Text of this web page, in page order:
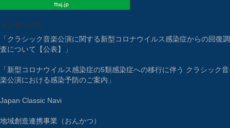
インデックス
「クラシック音楽公演に関する新型コロナウイルス感染症からの回復調
査について【公表】」
「新型コロナウイルス感染症の5類感染症への移行に伴う クラシック音
楽公演における感染予防のご案内」
Japan Classic Navi
地域創造連携事業（おんかつ）